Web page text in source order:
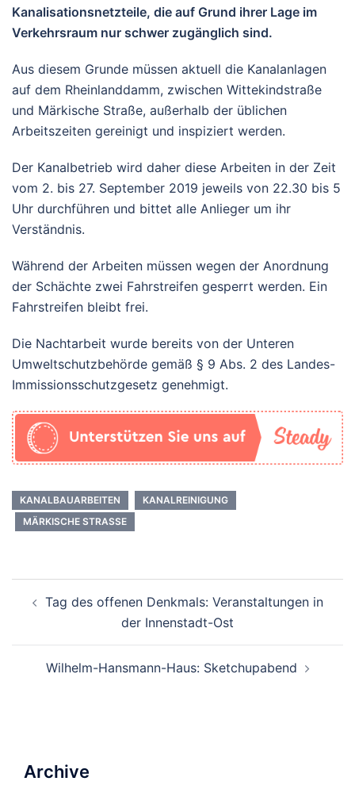
Kanalisationsnetzteile, die auf Grund ihrer Lage im
Verkehrsraum nur schwer zugänglich sind.
Aus diesem Grunde müssen aktuell die Kanalanlagen
auf dem Rheinlanddamm, zwischen Wittekindstraße
und Märkische Straße, außerhalb der üblichen
Arbeitszeiten gereinigt und inspiziert werden.
Der Kanalbetrieb wird daher diese Arbeiten in der Zeit
vom 2. bis 27. September 2019 jeweils von 22.30 bis 5
Uhr durchführen und bittet alle Anlieger um ihr
Verständnis.
Während der Arbeiten müssen wegen der Anordnung
der Schächte zwei Fahrstreifen gesperrt werden. Ein
Fahrstreifen bleibt frei.
Die Nachtarbeit wurde bereits von der Unteren
Umweltschutzbehörde gemäß § 9 Abs. 2 des Landes-
Immissionsschutzgesetz genehmigt.
KANALBAUARBEITEN
KANALREINIGUNG
MÄRKISCHE STRASSE
Navigation
Tag des offenen Denkmals: Veranstaltungen in
der Innenstadt-Ost
Wilhelm-Hansmann-Haus: Sketchupabend
Archive